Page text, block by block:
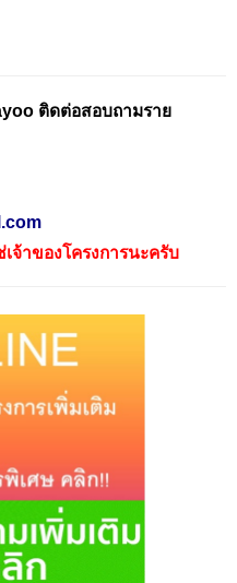
ติดต่อสอบถามราย
จ้าของโครงการนะครับ